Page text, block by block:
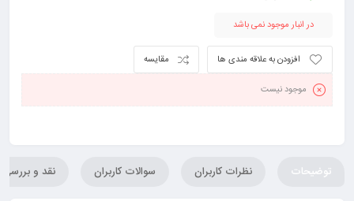
در انبار موجود نمی باشد
مقایسه افزودن به علاقه مندی ها
موجود نیست
توضیحات نظرات کاربران سوالات کاربران نقد و بررسی